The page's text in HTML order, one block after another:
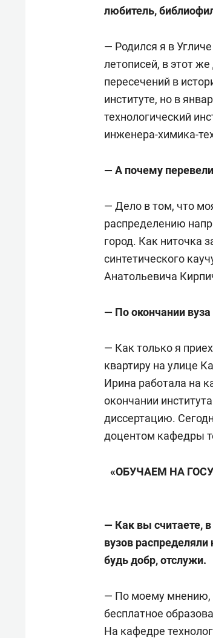
любитель,
— Родился я в
летописей, в этот
пересечений в
институте, но в
технологический
инженера-химика-
— А почему
— Дело в том, что
распределению
город. Как ниточка
синтетического
Анатольевича
— По окончании
— Как только я
квартиру на улице
Ирина работала на
окончании
диссертацию.
доцентом кафедры
«ОБУЧАЕМ НА
— Как вы считаете,
вузов
будь добр, отслужи.
— По моему мнению,
бесплатное
На кафедре